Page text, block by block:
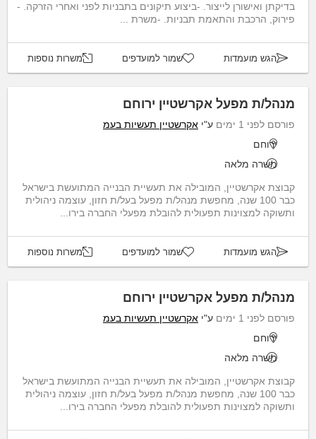
בדיקתן ואישורן לייצור. -ביצוע תיקונים בתבניות לפני ואחרי הזרקה. -
פירוק, הרכבת והתאמת תבניות. -משרת ...
הגש מועמדות שמור למועדפים משרות נוספות
מנהל/ת מפעל אקרשטיין ירוחם
פורסם לפני 1 ימים ע"י אקרשטיין תעשיות בעמ
ירוחם
משרה מלאה
קבוצת אקרשטיין, המובילה את תעשיית הבנייה המתועשת בישראל
כבר 100 שנה, מחפשת מנהל/ת מפעל בעל/ת חזון, עוצמה ניהולית
ותשוקה למצוינות תפעולית להובלת מפעלי החברה בירו...
הגש מועמדות שמור למועדפים משרות נוספות
מנהל/ת מפעל אקרשטיין ירוחם
פורסם לפני 1 ימים ע"י אקרשטיין תעשיות בעמ
ירוחם
משרה מלאה
קבוצת אקרשטיין, המובילה את תעשיית הבנייה המתועשת בישראל
כבר 100 שנה, מחפשת מנהל/ת מפעל בעל/ת חזון, עוצמה ניהולית
ותשוקה למצוינות תפעולית להובלת מפעלי החברה בירו...